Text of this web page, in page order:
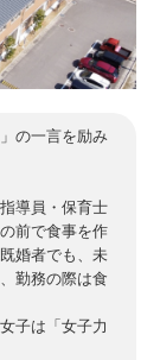
の一言を励み
導員・保育士
前で食事を作
婚者でも、未
勤務の際は食
子は「女子力